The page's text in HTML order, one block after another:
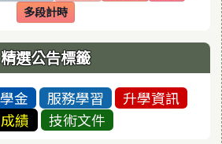
多段計時
(另開視窗)
精選公告標籤
金 服務學習
升學資訊
績 技術文件